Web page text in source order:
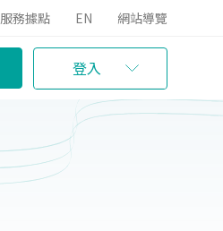
服務據點 EN 網站導覽
登入